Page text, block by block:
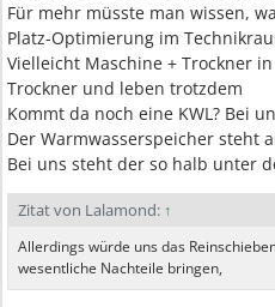
Für mehr müsste man wissen,
Platz-Optimierung im
Vielleicht Maschine + Trockner
Trockner und leben trotzdem
Kommt da noch eine KWL? Bei
Der Warmwasserspeicher steht
Bei uns steht der so halb unter
Zitat von Lalamond: ↑
Allerdings würde uns das
wesentliche Nachteile bringen,